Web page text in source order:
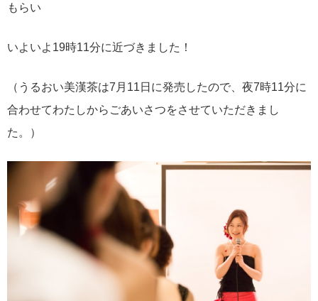
もらい
いよいよ19時11分に近づきました！
（うるおい美漢茶は7月11日に発売したので、夜7時11分に
合わせてわたしからごあいさつをさせていただきまし
た。）